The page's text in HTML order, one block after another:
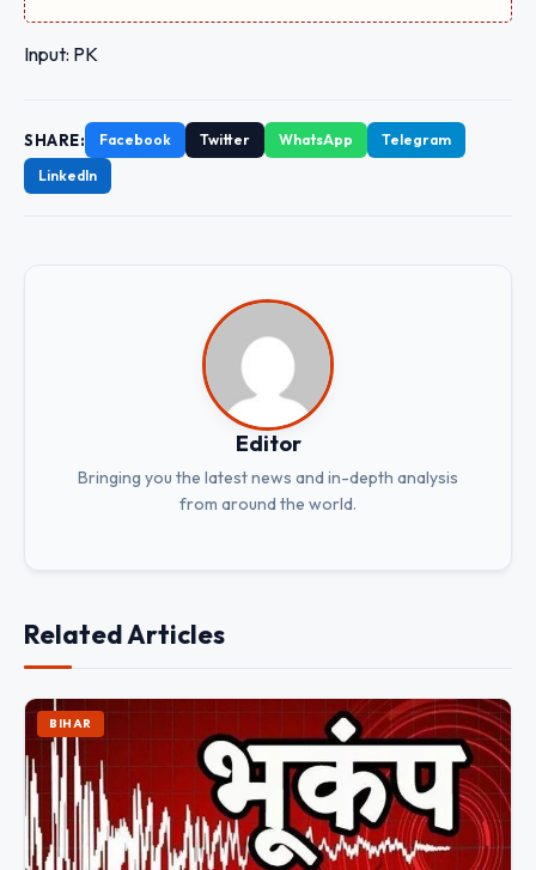
Input: PK
SHARE: Facebook Twitter WhatsApp
Telegram
LinkedIn
Editor
Bringing you the latest news and in-depth analysis
from around the world.
Related Articles
BIHAR